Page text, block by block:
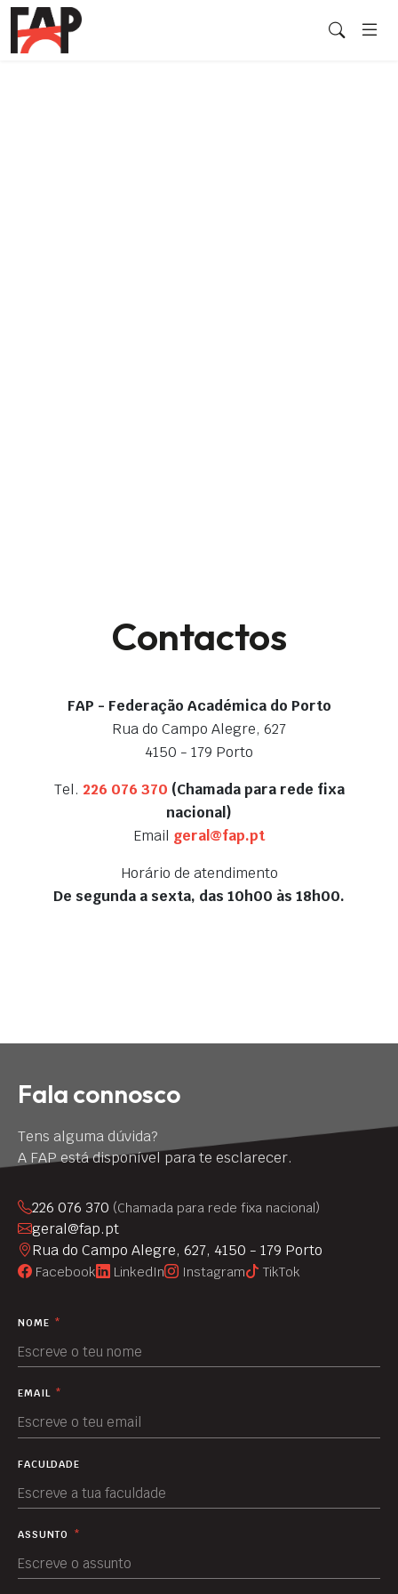
Contactos
FAP - Federação Académica do Porto
Rua do Campo Alegre, 627
4150 - 179 Porto
Tel. 226 076 370 (Chamada para rede fixa
nacional)
Email geral@fap.pt
Horário de atendimento
De segunda a sexta, das 10h00 às 18h00.
Fala connosco
Tens alguma dúvida?
A FAP está disponível para te esclarecer.
226 076 370 (Chamada para rede fixa nacional)
geral@fap.pt
Rua do Campo Alegre, 627, 4150 - 179 Porto
Facebook LinkedIn Instagram TikTok
NOME *
EMAIL *
FACULDADE
ASSUNTO *